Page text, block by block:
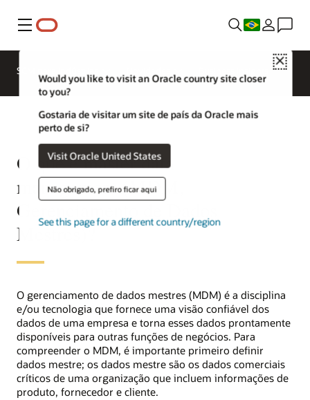
Menu
Close
Would you like to visit an Oracle country site closer
to you?
Gostaria de visitar um site de país da Oracle mais
perto de si?
Visit Oracle United States
Não obrigado, prefiro ficar aqui
See this page for a different country/region
SCM para Indústrias
O que é master data
management (MDM,
Gerenciamento de Dados
Mestres)?
O gerenciamento de dados mestres (MDM) é a disciplina
e/ou tecnologia que fornece uma visão confiável dos
dados de uma empresa e torna esses dados prontamente
disponíveis para outras funções de negócios. Para
compreender o MDM, é importante primeiro definir
dados mestre; os dados mestre são os dados comerciais
críticos de uma organização que incluem informações de
produto, fornecedor e cliente.